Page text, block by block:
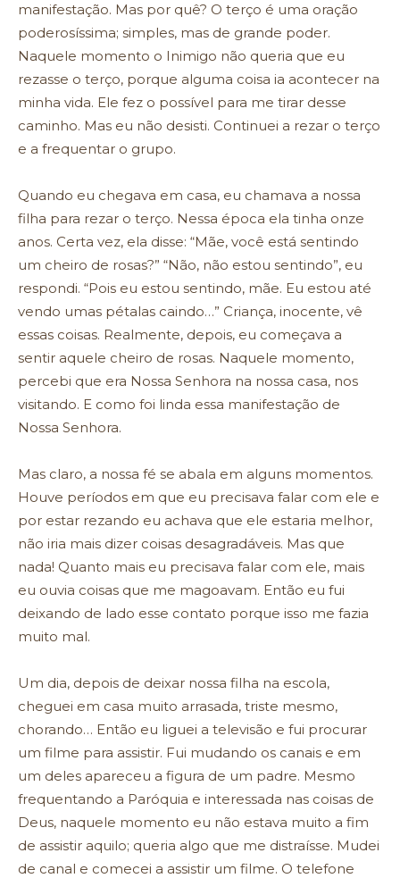
manifestação. Mas por quê? O terço é uma oração
poderosíssima; simples, mas de grande poder.
Naquele momento o Inimigo não queria que eu
rezasse o terço, porque alguma coisa ia acontecer na
minha vida. Ele fez o possível para me tirar desse
caminho. Mas eu não desisti. Continuei a rezar o terço
e a frequentar o grupo.
Quando eu chegava em casa, eu chamava a nossa
filha para rezar o terço. Nessa época ela tinha onze
anos. Certa vez, ela disse: “Mãe, você está sentindo
um cheiro de rosas?” “Não, não estou sentindo”, eu
respondi. “Pois eu estou sentindo, mãe. Eu estou até
vendo umas pétalas caindo…” Criança, inocente, vê
essas coisas. Realmente, depois, eu começava a
sentir aquele cheiro de rosas. Naquele momento,
percebi que era Nossa Senhora na nossa casa, nos
visitando. E como foi linda essa manifestação de
Nossa Senhora.
Mas claro, a nossa fé se abala em alguns momentos.
Houve períodos em que eu precisava falar com ele e
por estar rezando eu achava que ele estaria melhor,
não iria mais dizer coisas desagradáveis. Mas que
nada! Quanto mais eu precisava falar com ele, mais
eu ouvia coisas que me magoavam. Então eu fui
deixando de lado esse contato porque isso me fazia
muito mal.
Um dia, depois de deixar nossa filha na escola,
cheguei em casa muito arrasada, triste mesmo,
chorando… Então eu liguei a televisão e fui procurar
um filme para assistir. Fui mudando os canais e em
um deles apareceu a figura de um padre. Mesmo
frequentando a Paróquia e interessada nas coisas de
Deus, naquele momento eu não estava muito a fim
de assistir aquilo; queria algo que me distraísse. Mudei
de canal e comecei a assistir um filme. O telefone